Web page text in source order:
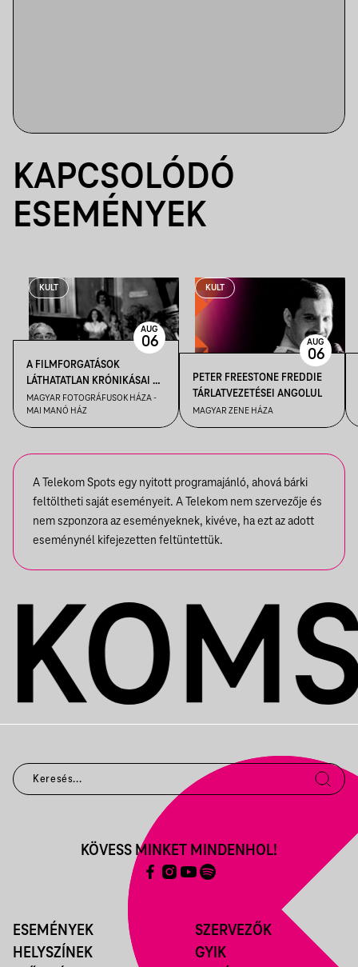
KAPCSOLÓDÓ
ESEMÉNYEK
KULT
A FILMFORGATÁSOK
LÁTHATATLAN KRÓNIKÁSAI –
KENDE TAMÁS FILMFOTÓS
VEZETÉSE A FELVÉTEL! CÍMŰ
KIÁLLÍTÁSBAN
MAGYAR FOTOGRÁFUSOK HÁZA -
MAI MANÓ HÁZ
AUG
06
KULT
PETER FREESTONE FREDDIE
TÁRLATVEZETÉSEI ANGOLUL
MAGYAR ZENE HÁZA
AUG
06
A Telekom Spots egy nyitott programajánló, ahová bárki
feltöltheti saját eseményeit. A Telekom nem szervezője és
nem szponzora az eseményeknek, kivéve, ha ezt az adott
eseménynél kifejezetten feltüntettük.
ESEMÉNYEK
HELYSZÍNEK
SZERVEZŐK
GYIK
KÖVESS MINKET MINDENHOL!